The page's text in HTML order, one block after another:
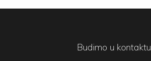
Budimo u kontaktu